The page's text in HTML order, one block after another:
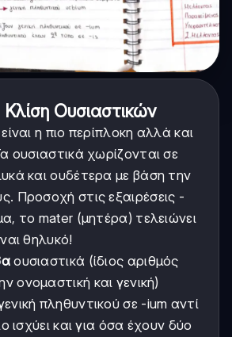
Κλίση Ουσιαστικών
η πιο περίπλοκη αλλά και
ουσιαστικά χωρίζονται σε
και ουδέτερα με βάση την
Προσοχή στις εξαιρέσεις -
το mater (μητέρα) τελειώνει
θηλυκό!
ουσιαστικά (ίδιος αριθμός
ονομαστική και γενική)
πληθυντικού σε -ium αντί
ισχύει και για όσα έχουν δύο